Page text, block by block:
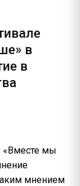
в
в
«Вместе мы
мнением